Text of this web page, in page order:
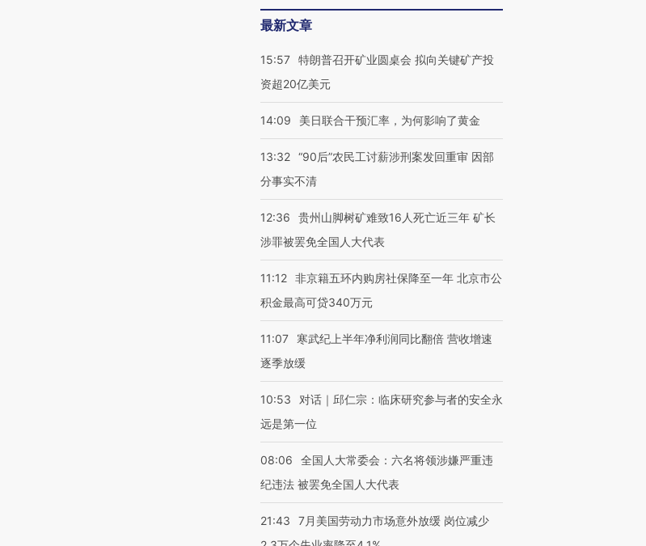
最新文章
15:57 特朗普召开矿业圆桌会 拟向关键矿产投
资超20亿美元
14:09 美日联合干预汇率，为何影响了黄金
13:32 “90后”农民工讨薪涉刑案发回重审 因部
分事实不清
12:36
贵州山脚树矿难致16人死亡近三年 矿长
涉罪被罢免全国人大代表
11:12 非京籍五环内购房社保降至一年 北京市公
积金最高可贷340万元
11:07
寒武纪上半年净利润同比翻倍 营收增速
逐季放缓
10:53
对话｜邱仁宗：临床研究参与者的安全永
远是第一位
08:06
全国人大常委会：六名将领涉嫌严重违
纪违法 被罢免全国人大代表
21:43
7月美国劳动力市场意外放缓 岗位减少